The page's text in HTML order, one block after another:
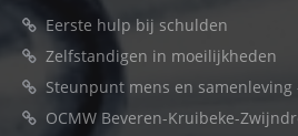
Eerste hulp bij schulden
Zelfstandigen in moeilijkheden
Steunpunt mens en
OCMW Beveren-Kruibeke-